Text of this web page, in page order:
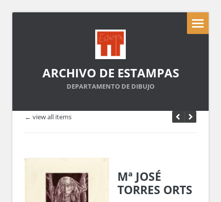
ARCHIVO DE ESTAMPAS
DEPARTAMENTO DE DIBUJO
← view all items
Mª JOSÉ
TORRES ORTS